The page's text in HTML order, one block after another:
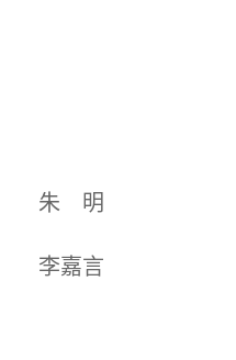
朱 明
李嘉言